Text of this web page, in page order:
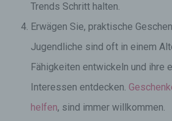
Trends Schritt halten.
Erwägen Sie, praktische
Jugendliche sind oft in einem
Fähigkeiten entwickeln und ihre
Interessen entdecken.
helfen, sind immer willkommen.